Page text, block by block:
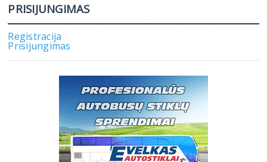
PRISIJUNGIMAS
Registracija
Prisijungimas